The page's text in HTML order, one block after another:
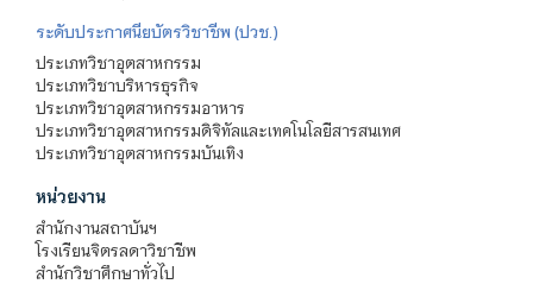
ระดับประกาศนียบัตรวิชาชีพ (ปวช.)
ประเภทวิชาอุตสาหกรรม
ประเภทวิชาบริหารธุรกิจ
ประเภทวิชาอุตสาหกรรมอาหาร
ประเภทวิชาอุตสาหกรรมดิจิทัลและเทคโนโลยีสารสนเทศ
ประเภทวิชาอุตสาหกรรมบันเทิง
หน่วยงาน
สำนักงานสถาบันฯ
โรงเรียนจิตรลดาวิชาชีพ
สำนักวิชาศึกษาทั่วไป